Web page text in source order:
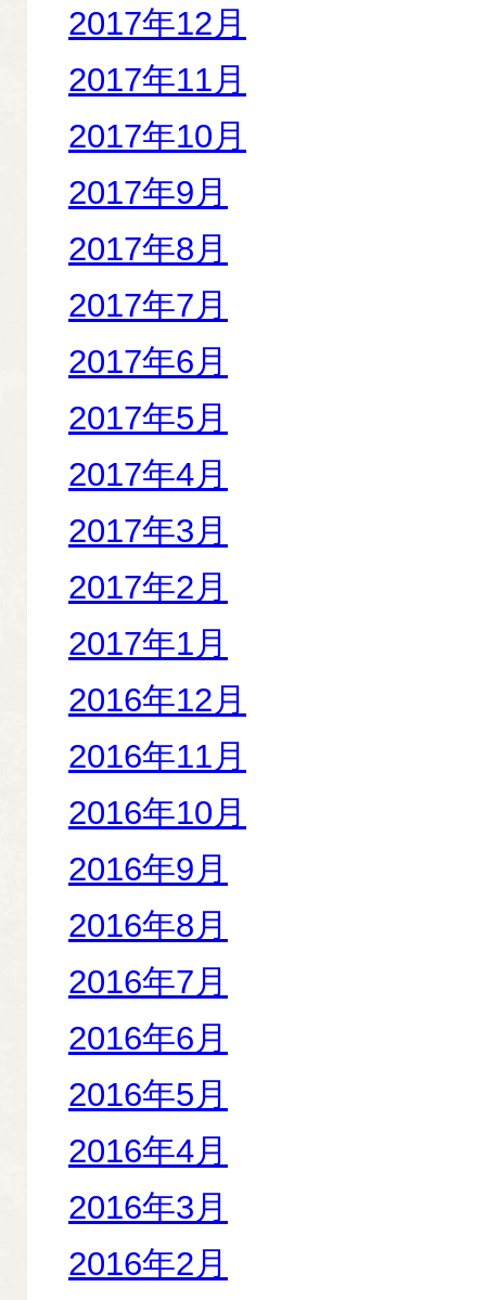
2017年12月
2017年11月
2017年10月
2017年9月
2017年8月
2017年7月
2017年6月
2017年5月
2017年4月
2017年3月
2017年2月
2017年1月
2016年12月
2016年11月
2016年10月
2016年9月
2016年8月
2016年7月
2016年6月
2016年5月
2016年4月
2016年3月
2016年2月